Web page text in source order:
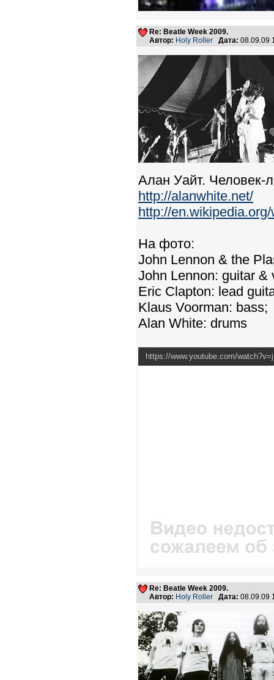
Re: Beatle Week 2009.
Автор: Holy Roller Дата:
Алан Уайт. Человек-
http://alanwhite.net/
http://
На фото:
John Lennon & the
John Lennon: guitar &
Eric Clapton: lead
Klaus Voorman: bass;
Alan White: drums
https://www.youtube.com/
Re: Beatle Week 2009.
Автор: Holy Roller Дата: